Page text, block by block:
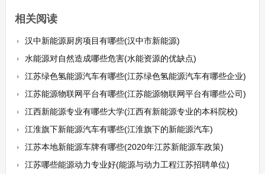
相关阅读
汉中新能源厨房项目有哪些(汉中市新能源)
水能源对自然造成哪些危害(水能资源的优缺点)
江苏绿色氢能源汽车有哪些(江苏绿色氢能源汽车有哪些企业)
江苏能源物联网平台有哪些(江苏能源物联网平台有哪些公司)
江西新能源专业有哪些大学(江西有新能源专业的本科院校)
江淮旗下新能源汽车有哪些(江淮旗下的新能源汽车)
江苏本地新能源车牌有哪些(2020年江苏新能源车政策)
江苏哪些能源动力专业好(能源与动力工程江苏招聘单位)